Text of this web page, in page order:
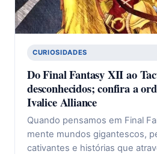
CURIOSIDADES
Do Final Fantasy XII ao
desconhecidos; confira a
Ivalice Alliance
Quando pensamos em Final
mente mundos gigantescos,
cativantes e histórias que